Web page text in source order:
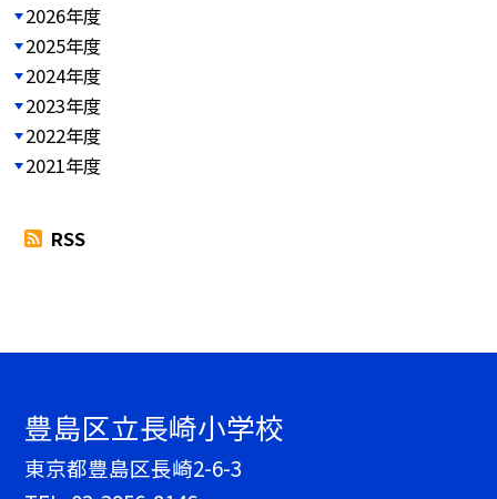
2026年度
2025年度
2024年度
2023年度
2022年度
2021年度
RSS
豊島区立長崎小学校
東京都豊島区長崎2-6-3